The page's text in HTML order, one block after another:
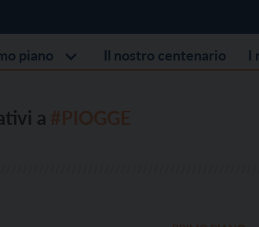
piano Il nostro centenario I
a